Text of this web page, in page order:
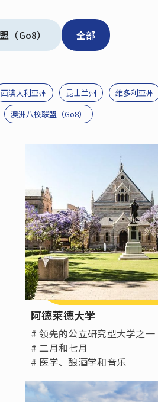
（Go8） 全部
西澳大利亚州 昆士兰州 维多利亚州
澳洲八校联盟（Go8）
阿德莱德大学
# 领先的公立研究型大学之一
# 二月和七月
# 医学、酿酒学和音乐